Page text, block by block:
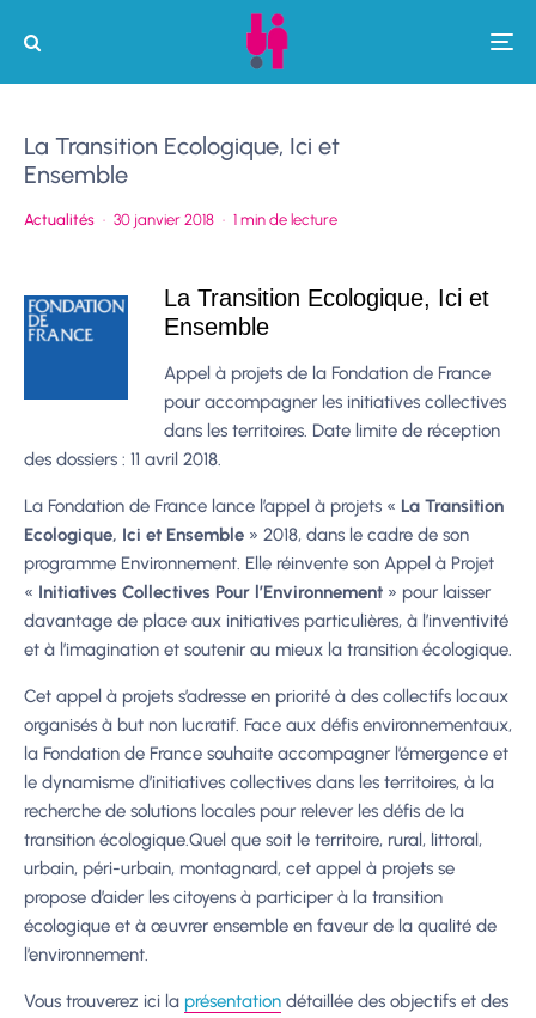
La Transition Ecologique, Ici et
Ensemble
Actualités · 30 janvier 2018 · 1 min de lecture
La Transition Ecologique, Ici et
Ensemble
Appel à projets de la Fondation de France
pour accompagner les initiatives collectives
dans les territoires. Date limite de réception
des dossiers : 11 avril 2018.
La Fondation de France lance l’appel à projets « La Transition
Ecologique, Ici et Ensemble » 2018, dans le cadre de son
programme Environnement. Elle réinvente son Appel à Projet
« Initiatives Collectives Pour l’Environnement » pour laisser
davantage de place aux initiatives particulières, à l’inventivité
et à l’imagination et soutenir au mieux la transition écologique.
Cet appel à projets s’adresse en priorité à des collectifs locaux
organisés à but non lucratif. Face aux défis environnementaux,
la Fondation de France souhaite accompagner l’émergence et
le dynamisme d’initiatives collectives dans les territoires, à la
recherche de solutions locales pour relever les défis de la
transition écologique.Quel que soit le territoire, rural, littoral,
urbain, péri-urbain, montagnard, cet appel à projets se
propose d’aider les citoyens à participer à la transition
écologique et à œuvrer ensemble en faveur de la qualité de
l’environnement.
Vous trouverez ici la présentation détaillée des objectifs et des